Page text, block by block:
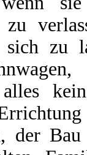
zu
zu
alles
der